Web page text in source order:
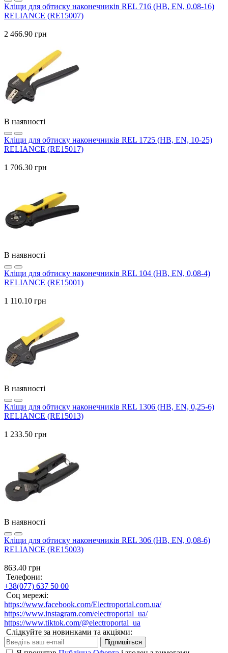
Кліщи для обтиску наконечників REL 716 (HB, EN, 0,08-16)
RELIANCE (RE15007)
2 466.90 грн
В наявності
Кліщи для обтиску наконечників REL 1725 (HB, EN, 10-25)
RELIANCE (RE15017)
1 706.30 грн
В наявності
Кліщи для обтиску наконечників REL 104 (HB, EN, 0,08-4)
RELIANCE (RE15001)
1 110.10 грн
В наявності
Кліщи для обтиску наконечників REL 1306 (HB, EN, 0,25-6)
RELIANCE (RE15013)
1 233.50 грн
В наявності
Кліщи для обтиску наконечників REL 306 (HB, EN, 0,08-6)
RELIANCE (RE15003)
863.40 грн
Телефони:
+38(077) 637 50 00
Соц мережі:
https://www.facebook.com/Electroportal.com.ua/
https://www.instagram.com/electroportal_ua/
https://www.tiktok.com/@electroportal_ua
Слідкуйте за новинками та акціями:
Підпишіться